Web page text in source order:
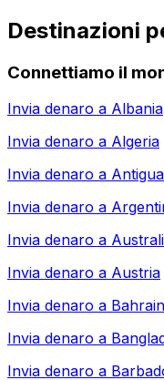
Destinazioni
Connettiamo il
Invia denaro a Albania
Invia denaro a Algeria
Invia denaro a
Invia denaro a
Invia denaro a
Invia denaro a Austria
Invia denaro a Bahrain
Invia denaro a
Invia denaro a